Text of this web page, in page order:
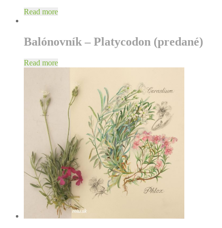
Read more
Balónovník – Platycodon (predané)
Read more